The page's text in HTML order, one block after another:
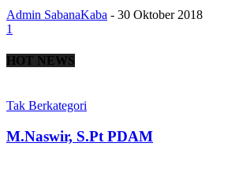
Admin SabanaKaba - 30 Oktober 2018
1
HOT NEWS
Tak Berkategori
M.Naswir, S.Pt PDAM